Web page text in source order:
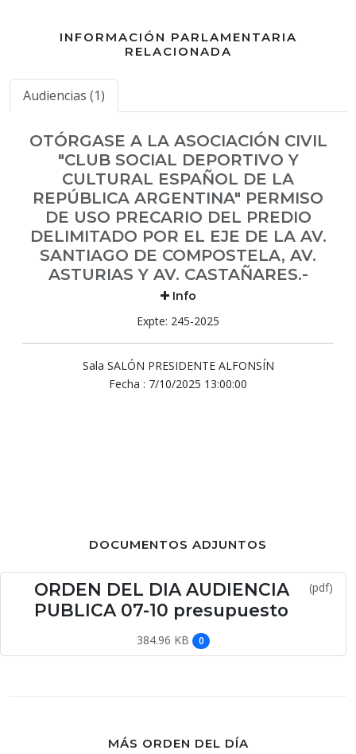
INFORMACIÓN PARLAMENTARIA
RELACIONADA
Audiencias (1)
OTÓRGASE A LA ASOCIACIÓN CIVIL
"CLUB SOCIAL DEPORTIVO Y
CULTURAL ESPAÑOL DE LA
REPÚBLICA ARGENTINA" PERMISO
DE USO PRECARIO DEL PREDIO
DELIMITADO POR EL EJE DE LA AV.
SANTIAGO DE COMPOSTELA, AV.
ASTURIAS Y AV. CASTAÑARES.-
Info
Expte: 245-2025
Sala SALÓN PRESIDENTE ALFONSÍN
Fecha : 7/10/2025 13:00:00
DOCUMENTOS ADJUNTOS
ORDEN DEL DIA AUDIENCIA
PUBLICA 07-10 presupuesto
(pdf)
384.96 KB 0
MÁS ORDEN DEL DÍA